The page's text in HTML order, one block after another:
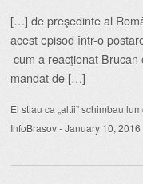
[…] de preşedinte al
acest episod într-o
cum a reacţionat
mandat de […]
Ei stiau ca „altii” schimbau
InfoBrasov-January 10, 2016